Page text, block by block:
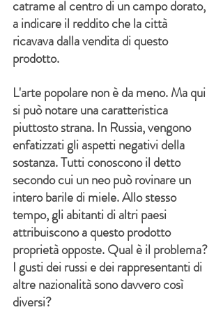
catrame al centro di un campo dorato,
a indicare il reddito che la città
ricavava dalla vendita di questo
prodotto.
L'arte popolare non è da meno. Ma qui
si può notare una caratteristica
piuttosto strana. In Russia, vengono
enfatizzati gli aspetti negativi della
sostanza. Tutti conoscono il detto
secondo cui un neo può rovinare un
intero barile di miele. Allo stesso
tempo, gli abitanti di altri paesi
attribuiscono a questo prodotto
proprietà opposte. Qual è il problema?
I gusti dei russi e dei rappresentanti di
altre nazionalità sono davvero così
diversi?